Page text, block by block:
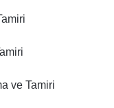
ve Tamiri